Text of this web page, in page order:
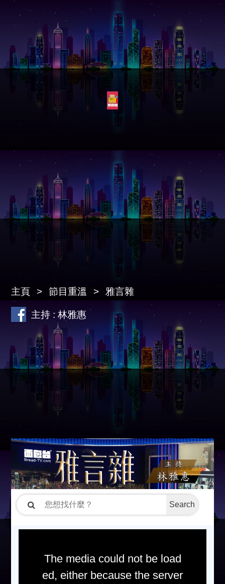
主頁 節目重溫 雅言雜
主持 : 林雅惠
Search
The media could not be load
ed, either because the server